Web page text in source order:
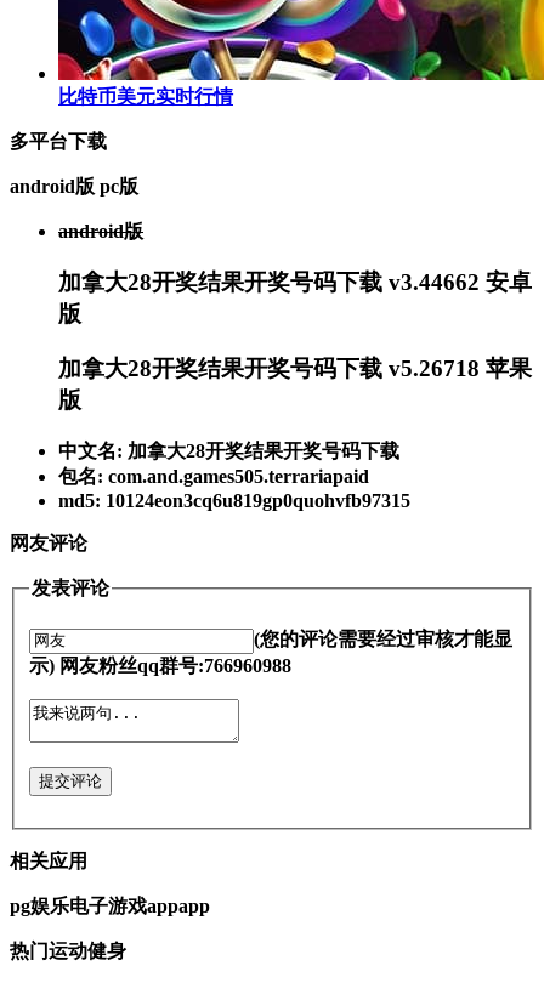
比特币美元实时行情
多平台下载
android版 pc版
android版
加拿大28开奖结果开奖号码下载 v3.44662 安卓
版
加拿大28开奖结果开奖号码下载 v5.26718 苹果
版
中文名: 加拿大28开奖结果开奖号码下载
包名: com.and.games505.terrariapaid
md5: 10124eon3cq6u819gp0quohvfb97315
网友评论
发表评论
(您的评论需要经过审核才能显
示) 网友粉丝qq群号:766960988
提交评论
相关应用
pg娱乐电子游戏appapp
热门运动健身